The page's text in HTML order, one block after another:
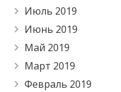
Июль 2019
Июнь 2019
Май 2019
Март 2019
Февраль 2019